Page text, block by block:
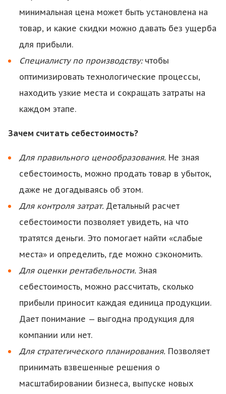
минимальная цена может быть установлена на
товар, и какие скидки можно давать без ущерба
для прибыли.
Специалисту по производству:чтобы
оптимизировать технологические процессы,
находить узкие места и сокращать затраты на
каждом этапе.
Зачем считать себестоимость?
Для правильного ценообразования. Не зная
себестоимость, можно продать товар в убыток,
даже не догадываясь об этом.
Для контроля затрат. Детальный расчет
себестоимости позволяет увидеть, на что
тратятся деньги. Это помогает найти «слабые
места» и определить, где можно сэкономить.
Для оценки рентабельности. Зная
себестоимость, можно рассчитать, сколько
прибыли приносит каждая единица продукции.
Дает понимание — выгодна продукция для
компании или нет.
Для стратегического планирования. Позволяет
принимать взвешенные решения о
масштабировании бизнеса, выпуске новых